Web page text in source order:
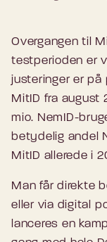
Overgangen til
testperioden er
justeringer er på
MitID fra august
mio. NemID-
betydelig andel
MitID allerede i
Man får direkte
eller via digital
lanceres en